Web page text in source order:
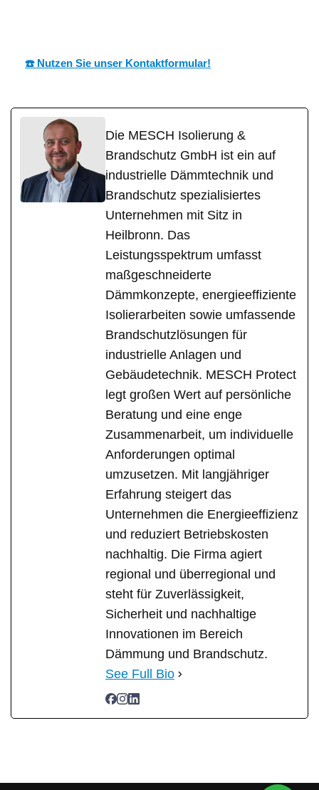
☎️ Nutzen Sie unser Kontaktformular!
Die MESCH Isolierung &
Brandschutz GmbH ist ein auf
industrielle Dämmtechnik und
Brandschutz spezialisiertes
Unternehmen mit Sitz in
Heilbronn. Das
Leistungsspektrum umfasst
maßgeschneiderte
Dämmkonzepte, energieeffiziente
Isolierarbeiten sowie umfassende
Brandschutzlösungen für
industrielle Anlagen und
Gebäudetechnik. MESCH Protect
legt großen Wert auf persönliche
Beratung und eine enge
Zusammenarbeit, um individuelle
Anforderungen optimal
umzusetzen. Mit langjähriger
Erfahrung steigert das
Unternehmen die Energieeffizienz
und reduziert Betriebskosten
nachhaltig. Die Firma agiert
regional und überregional und
steht für Zuverlässigkeit,
Sicherheit und nachhaltige
Innovationen im Bereich
Dämmung und Brandschutz.
See Full Bio